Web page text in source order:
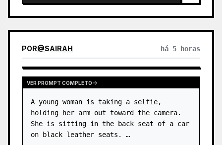
POR@SAIRAH há 5 horas
VER PROMPT COMPLETO
A young woman is taking a selfie,
holding her arm out toward the camera.
She is sitting in the back seat of a car
on black leather seats. …